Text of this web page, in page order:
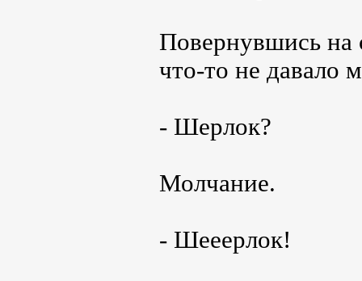
Повернувшись на
что-то не давало
- Шерлок?
Молчание.
- Шееерлок!